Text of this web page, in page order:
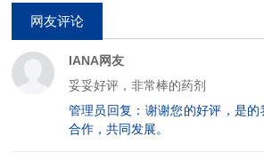
网友评论
IANA网友
妥妥好评，非常棒的药剂
管理员回复：谢谢您的好评，是
合作，共同发展。